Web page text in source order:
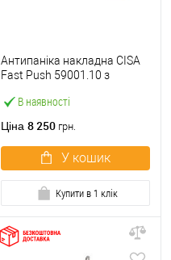
В наявності
Антипаніка накладна CISA
Fast Push 59001.10 з
мм червона
Ціна 8 250 грн.
У кошик
Купити в 1 клік